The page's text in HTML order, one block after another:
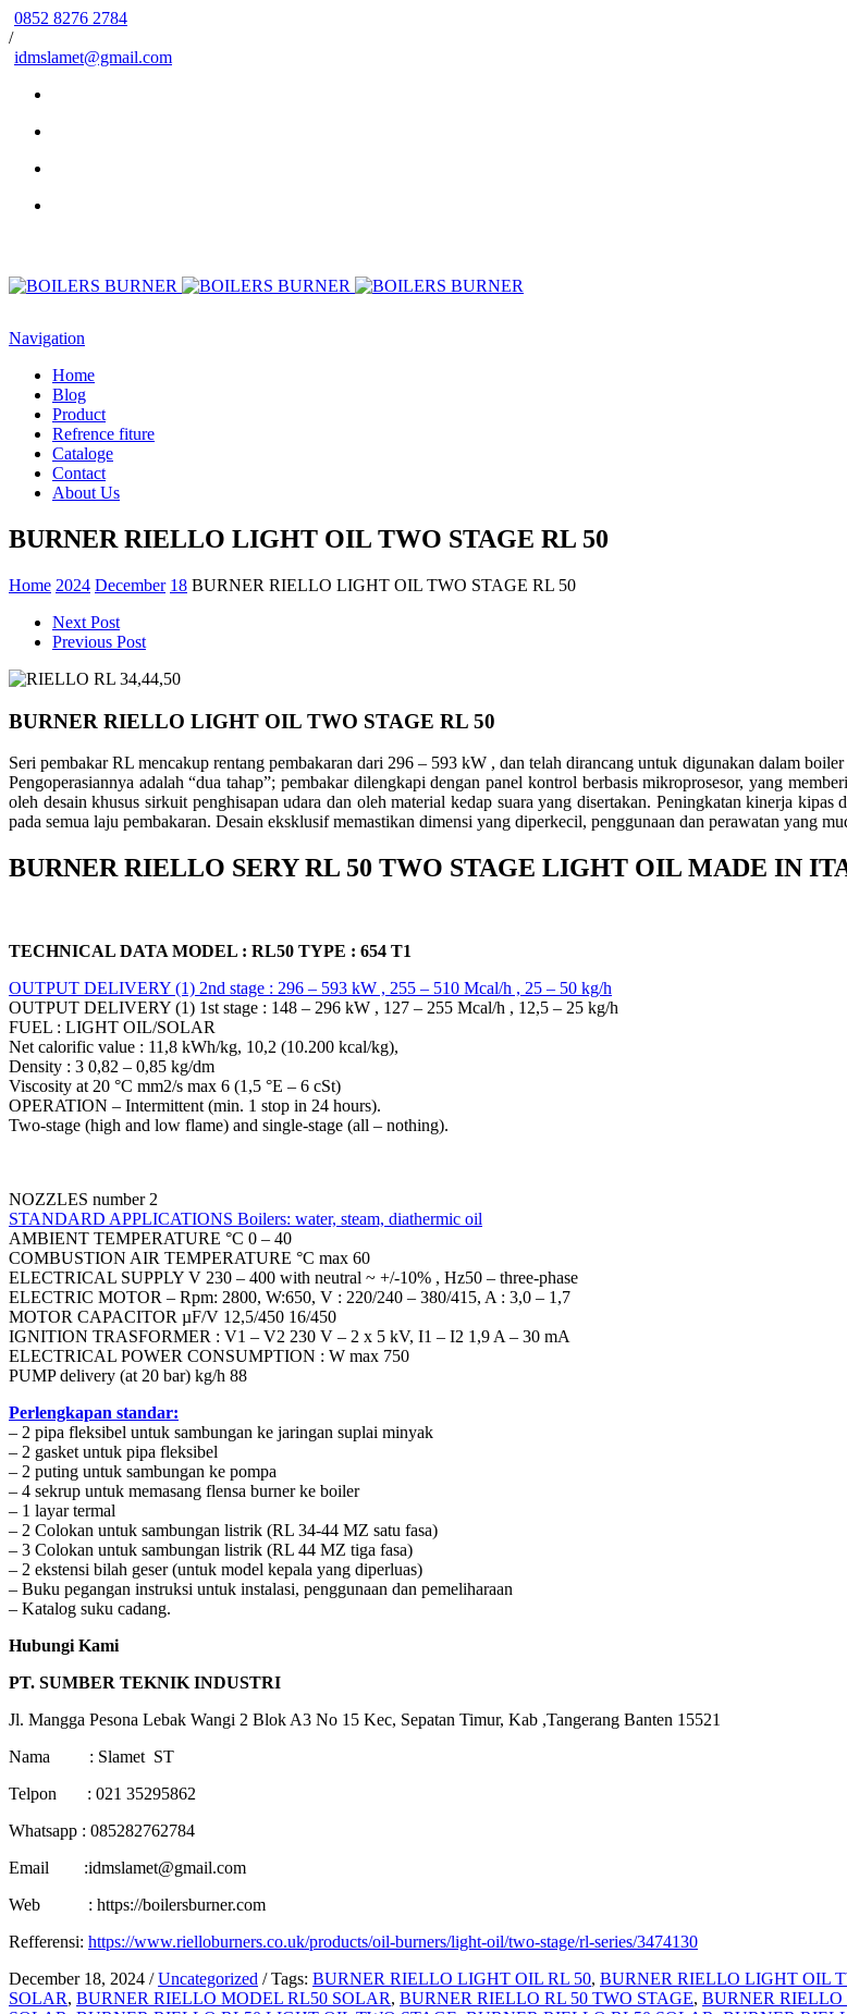
0852 8276 2784
/
idmslamet@gmail.com
Navigation
Home
Blog
Product
Refrence fiture
Cataloge
Contact
About Us
BURNER RIELLO LIGHT OIL TWO STAGE RL 50
Home 2024 December 18 BURNER RIELLO LIGHT OIL TWO STAGE RL 50
Next Post
Previous Post
BURNER RIELLO LIGHT OIL TWO STAGE RL 50
Seri pembakar RL mencakup rentang pembakaran dari 296 – 593 kW , dan telah dirancang untuk digunakan dalam
Pengoperasiannya adalah “dua tahap”; pembakar dilengkapi dengan panel kontrol berbasis mikroprosesor, yang
oleh desain khusus sirkuit penghisapan udara dan oleh material kedap suara yang disertakan. Peningkatan kinerja
pada semua laju pembakaran. Desain eksklusif memastikan dimensi yang diperkecil, penggunaan dan perawatan yang
BURNER RIELLO SERY RL 50 TWO STAGE LIGHT OIL MADE IN
TECHNICAL DATA MODEL : RL50 TYPE : 654 T1
OUTPUT DELIVERY (1) 2nd stage : 296 – 593 kW , 255 – 510 Mcal/h , 25 – 50 kg/h
OUTPUT DELIVERY (1) 1st stage : 148 – 296 kW , 127 – 255 Mcal/h , 12,5 – 25 kg/h
FUEL : LIGHT OIL/SOLAR
Net calorific value : 11,8 kWh/kg, 10,2 (10.200 kcal/kg),
Density : 3 0,82 – 0,85 kg/dm
Viscosity at 20 °C mm2/s max 6 (1,5 °E – 6 cSt)
OPERATION – Intermittent (min. 1 stop in 24 hours).
Two-stage (high and low flame) and single-stage (all – nothing).
NOZZLES number 2
STANDARD APPLICATIONS Boilers: water, steam, diathermic oil
AMBIENT TEMPERATURE °C 0 – 40
COMBUSTION AIR TEMPERATURE °C max 60
ELECTRICAL SUPPLY V 230 – 400 with neutral ~ +/-10% , Hz50 – three-phase
ELECTRIC MOTOR – Rpm: 2800, W:650, V : 220/240 – 380/415, A : 3,0 – 1,7
MOTOR CAPACITOR µF/V 12,5/450 16/450
IGNITION TRASFORMER : V1 – V2 230 V – 2 x 5 kV, I1 – I2 1,9 A – 30 mA
ELECTRICAL POWER CONSUMPTION : W max 750
PUMP delivery (at 20 bar) kg/h 88
Perlengkapan standar:
– 2 pipa fleksibel untuk sambungan ke jaringan suplai minyak
– 2 gasket untuk pipa fleksibel
– 2 puting untuk sambungan ke pompa
– 4 sekrup untuk memasang flensa burner ke boiler
– 1 layar termal
– 2 Colokan untuk sambungan listrik (RL 34-44 MZ satu fasa)
– 3 Colokan untuk sambungan listrik (RL 44 MZ tiga fasa)
– 2 ekstensi bilah geser (untuk model kepala yang diperluas)
– Buku pegangan instruksi untuk instalasi, penggunaan dan pemeliharaan
– Katalog suku cadang.
Hubungi Kami
PT. SUMBER TEKNIK INDUSTRI
Jl. Mangga Pesona Lebak Wangi 2 Blok A3 No 15 Kec, Sepatan Timur, Kab ,Tangerang Banten 15521
Nama : Slamet ST
Telpon : 021 35295862
Whatsapp : 085282762784
Email :idmslamet@gmail.com
Web : https://boilersburner.com
Refferensi: https://www.rielloburners.co.uk/products/oil-burners/light-oil/two-stage/rl-series/3474130
December 18, 2024 / Uncategorized / Tags: BURNER RIELLO LIGHT OIL RL 50, BURNER RIELLO LIGHT OIL
SOLAR, BURNER RIELLO MODEL RL50 SOLAR, BURNER RIELLO RL 50 TWO STAGE, BURNER RIELLO